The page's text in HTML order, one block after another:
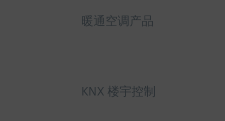
暖通空调产品
KNX 楼宇控制